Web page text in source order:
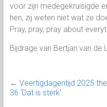
voor zijn medegekruisigde
hen, zij weten niet wat ze
Pray, pray, pray about
Bijdrage van Bertjan van de
← Veertigdagentijd 2025
36 ‘Dat is sterk’